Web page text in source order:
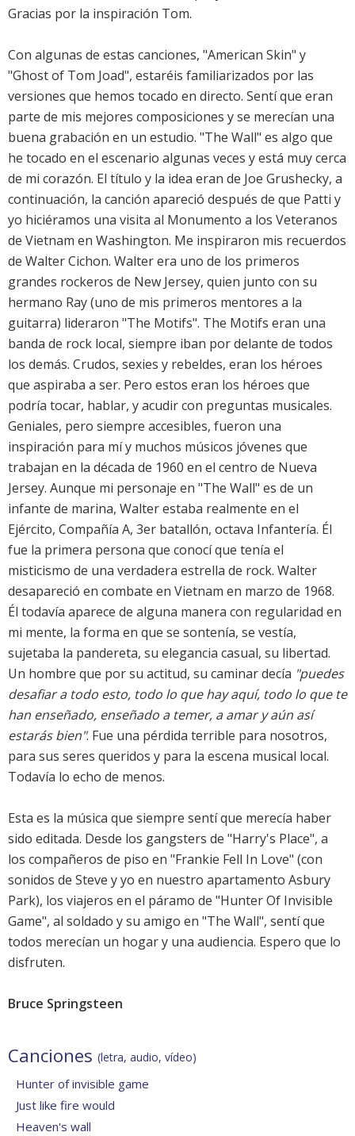
Gracias por la inspiración Tom.
Con algunas de estas canciones, "American Skin" y
"Ghost of Tom Joad", estaréis familiarizados por las
versiones que hemos tocado en directo. Sentí que eran
parte de mis mejores composiciones y se merecían una
buena grabación en un estudio. "The Wall" es algo que
he tocado en el escenario algunas veces y está muy cerca
de mi corazón. El título y la idea eran de Joe Grushecky, a
continuación, la canción apareció después de que Patti y
yo hiciéramos una visita al Monumento a los Veteranos
de Vietnam en Washington. Me inspiraron mis recuerdos
de Walter Cichon. Walter era uno de los primeros
grandes rockeros de New Jersey, quien junto con su
hermano Ray (uno de mis primeros mentores a la
guitarra) lideraron "The Motifs". The Motifs eran una
banda de rock local, siempre iban por delante de todos
los demás. Crudos, sexies y rebeldes, eran los héroes
que aspiraba a ser. Pero estos eran los héroes que
podría tocar, hablar, y acudir con preguntas musicales.
Geniales, pero siempre accesibles, fueron una
inspiración para mí y muchos músicos jóvenes que
trabajan en la década de 1960 en el centro de Nueva
Jersey. Aunque mi personaje en "The Wall" es de un
infante de marina, Walter estaba realmente en el
Ejército, Compañía A, 3er batallón, octava Infantería. Él
fue la primera persona que conocí que tenía el
misticismo de una verdadera estrella de rock. Walter
desapareció en combate en Vietnam en marzo de 1968.
Él todavía aparece de alguna manera con regularidad en
mi mente, la forma en que se sontenía, se vestía,
sujetaba la pandereta, su elegancia casual, su libertad.
Un hombre que por su actitud, su caminar decía "puedes
desafiar a todo esto, todo lo que hay aquí, todo lo que te
han enseñado, enseñado a temer, a amar y aún así
estarás bien". Fue una pérdida terrible para nosotros,
para sus seres queridos y para la escena musical local.
Todavía lo echo de menos.
Esta es la música que siempre sentí que merecía haber
sido editada. Desde los gangsters de "Harry's Place", a
los compañeros de piso en "Frankie Fell In Love" (con
sonidos de Steve y yo en nuestro apartamento Asbury
Park), los viajeros en el páramo de "Hunter Of Invisible
Game", al soldado y su amigo en "The Wall", sentí que
todos merecían un hogar y una audiencia. Espero que lo
disfruten.
Bruce Springsteen
Canciones (letra, audio, vídeo)
Hunter of invisible game
Just like fire would
Heaven's wall